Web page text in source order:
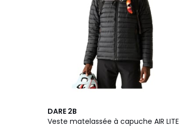
DARE 2B
Veste matelassée à capuche AIR LITE
4
Couleurs